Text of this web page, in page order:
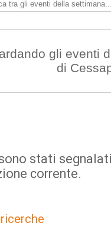
gli eventi
di
stati
corrente.